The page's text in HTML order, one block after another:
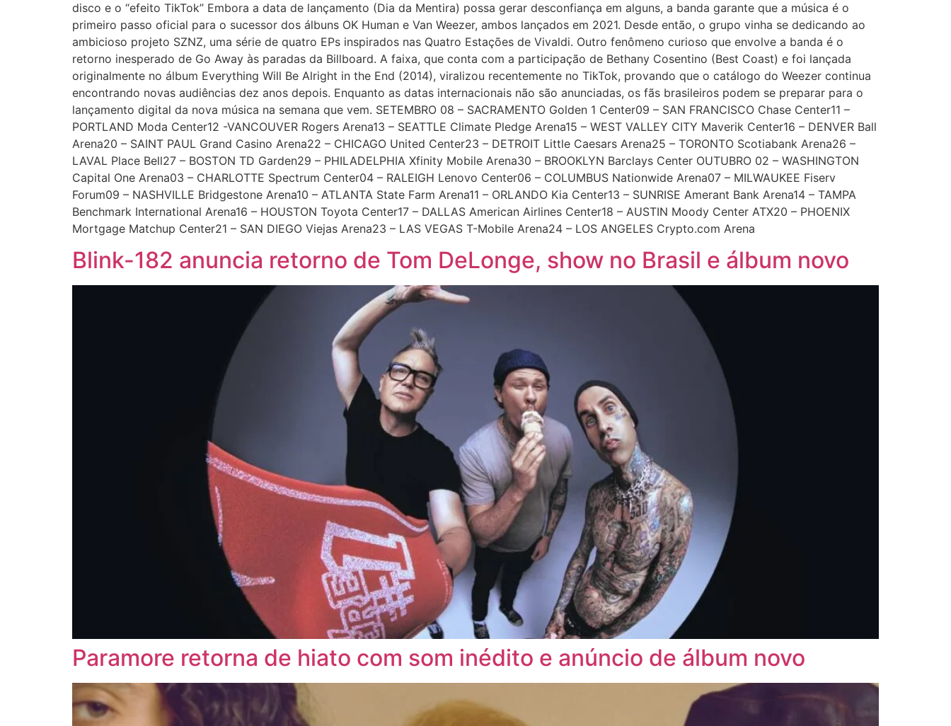
disco e o “efeito TikTok” Embora a data de lançamento (Dia da Mentira) possa gerar desconfiança em alguns, a banda garante que a música é o
primeiro passo oficial para o sucessor dos álbuns OK Human e Van Weezer, ambos lançados em 2021. Desde então, o grupo vinha se dedicando ao
ambicioso projeto SZNZ, uma série de quatro EPs inspirados nas Quatro Estações de Vivaldi. Outro fenômeno curioso que envolve a banda é o
retorno inesperado de Go Away às paradas da Billboard. A faixa, que conta com a participação de Bethany Cosentino (Best Coast) e foi lançada
originalmente no álbum Everything Will Be Alright in the End (2014), viralizou recentemente no TikTok, provando que o catálogo do Weezer continua
encontrando novas audiências dez anos depois. Enquanto as datas internacionais não são anunciadas, os fãs brasileiros podem se preparar para o
lançamento digital da nova música na semana que vem. SETEMBRO 08 – SACRAMENTO Golden 1 Center09 – SAN FRANCISCO Chase Center11 –
PORTLAND Moda Center12 -VANCOUVER Rogers Arena13 – SEATTLE Climate Pledge Arena15 – WEST VALLEY CITY Maverik Center16 – DENVER Ball
Arena20 – SAINT PAUL Grand Casino Arena22 – CHICAGO United Center23 – DETROIT Little Caesars Arena25 – TORONTO Scotiabank Arena26 –
LAVAL Place Bell27 – BOSTON TD Garden29 – PHILADELPHIA Xfinity Mobile Arena30 – BROOKLYN Barclays Center OUTUBRO 02 – WASHINGTON
Capital One Arena03 – CHARLOTTE Spectrum Center04 – RALEIGH Lenovo Center06 – COLUMBUS Nationwide Arena07 – MILWAUKEE Fiserv
Forum09 – NASHVILLE Bridgestone Arena10 – ATLANTA State Farm Arena11 – ORLANDO Kia Center13 – SUNRISE Amerant Bank Arena14 – TAMPA
Benchmark International Arena16 – HOUSTON Toyota Center17 – DALLAS American Airlines Center18 – AUSTIN Moody Center ATX20 – PHOENIX
Mortgage Matchup Center21 – SAN DIEGO Viejas Arena23 – LAS VEGAS T-Mobile Arena24 – LOS ANGELES Crypto.com Arena
Blink-182 anuncia retorno de Tom DeLonge, show no Brasil e álbum novo
Paramore retorna de hiato com som inédito e anúncio de álbum novo